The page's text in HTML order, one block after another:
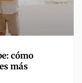
cómo
más